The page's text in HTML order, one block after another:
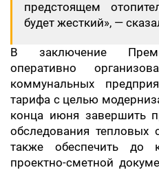
предстоящем
будет жесткий», —
В заключение
оперативно
коммунальных
тарифа с целью
конца июня завершить
обследования тепловых
также обеспечить до
проектно-сметной